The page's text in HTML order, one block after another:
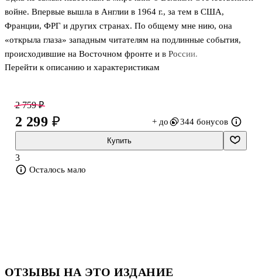
войне. Впервые вышла в Англии в 1964 г., за тем в США,
Франции, ФРГ и других странах. По общему мне нию, она
«открыла глаза» западным читателям на подлинные события,
происходившие на Восточном фронте и в России.
Корреспондент британской газеты «Санди таймс» и
1946 год, а потом по собственным впечатлениям, до кументам и
другим первоисточникам написал эту, по его словам,
«человеческую историю». «Я делал все, что было в моих силах,
чтобы рассказать Западу о военных усилиях советского народа»,
– отмечал Верт. Автор честно и
Перейти к описанию и характеристикам
2 759 ₽
2 299 ₽ + до 344 бонусов
Купить
3
Осталось мало
ОТЗЫВЫ НА ЭТО ИЗДАНИЕ